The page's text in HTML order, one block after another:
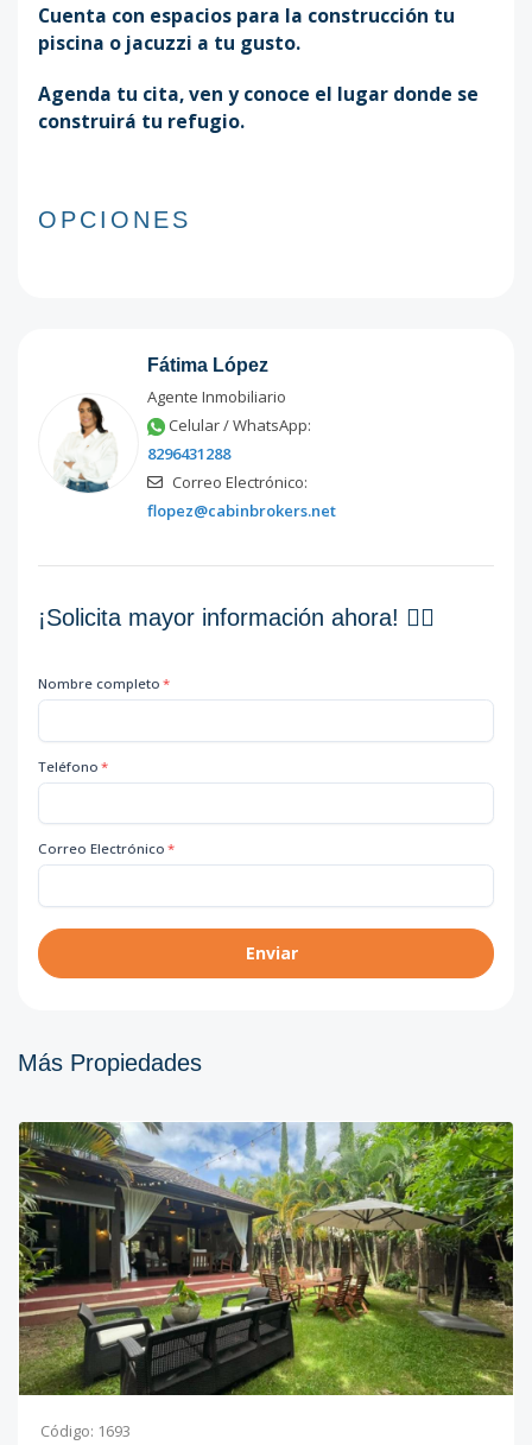
Cuenta con espacios para la construcción tu
piscina o jacuzzi a tu gusto.
Agenda tu cita, ven y conoce el lugar donde se
construirá tu refugio.
OPCIONES
Fátima López
Agente Inmobiliario
Celular / WhatsApp:
8296431288
Correo Electrónico:
flopez@cabinbrokers.net
¡Solicita mayor información ahora! 👇🏽
Nombre completo *
Teléfono *
Correo Electrónico *
Enviar
Más Propiedades
Código: 1693